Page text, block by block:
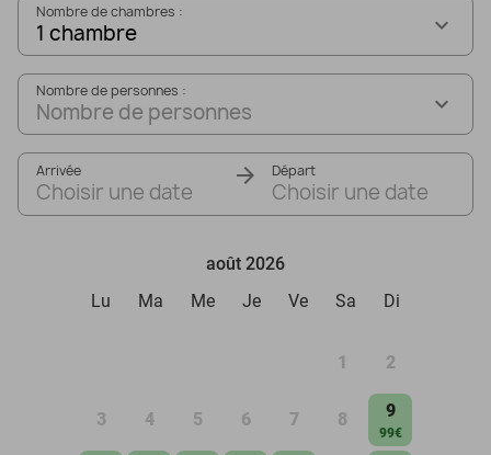
Nombre de chambres :
1 chambre
Nombre de personnes :
Nombre de personnes
Arrivée
Choisir une date
Départ
Choisir une date
août 2026
Lu
Ma Me Je Ve Sa Di
1 2
3 4 5 6 7 8 9
99€